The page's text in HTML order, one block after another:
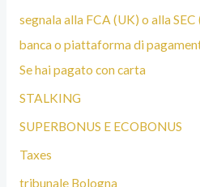
segnala alla FCA (UK) o alla
banca o piattaforma di
Se hai pagato con carta
STALKING
SUPERBONUS E ECOBONUS
Taxes
tribunale Bologna